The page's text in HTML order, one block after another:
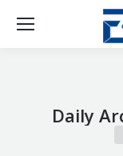
Daily